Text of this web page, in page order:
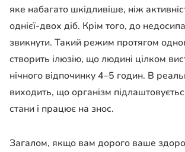
яке набагато шкідливіше, ніж
однієї-двох діб. Крім того, до
звикнути. Такий режим протягом
створить ілюзію, що людині цілком
нічного відпочинку 4–5 годин. В
виходить, що організм
стани і працює на знос.
Загалом, якщо вам дорого ваше